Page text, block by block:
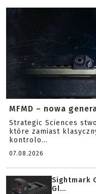
MFMD – nowa
Strategic Sciences
które zamiast
kontrolo...
07.08.2026
Sightmark
Gl...